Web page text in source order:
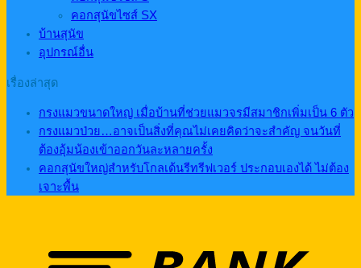
คอกสุนัขไซส์ SX
บ้านสุนัข
อุปกรณ์อื่น
เรื่องล่าสุด
กรงแมวขนาดใหญ่ เมื่อบ้านที่ช่วยแมวจรมีสมาชิกเพิ่มเป็น 6 ตัว
กรงแมวป่วย…อาจเป็นสิ่งที่คุณไม่เคยคิดว่าจะสำคัญ จนวันที่
ต้องอุ้มน้องเข้าออกวันละหลายครั้ง
คอกสุนัขใหญ่สำหรับโกลเด้นรีทรีฟเวอร์ ประกอบเองได้ ไม่ต้อง
เจาะพื้น